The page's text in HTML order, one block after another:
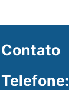
Contato
Telefone: